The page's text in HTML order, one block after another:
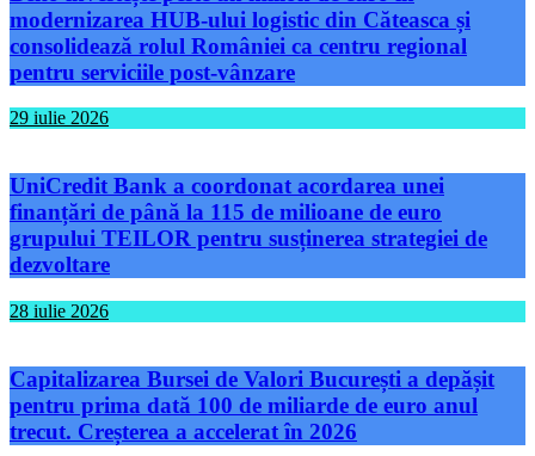
modernizarea HUB-ului logistic din Căteasca și
consolidează rolul României ca centru regional
pentru serviciile post-vânzare
29 iulie 2026
UniCredit Bank a coordonat acordarea unei
finanțări de până la 115 de milioane de euro
grupului TEILOR pentru susținerea strategiei de
dezvoltare
28 iulie 2026
Capitalizarea Bursei de Valori București a depășit
pentru prima dată 100 de miliarde de euro anul
trecut. Creșterea a accelerat în 2026